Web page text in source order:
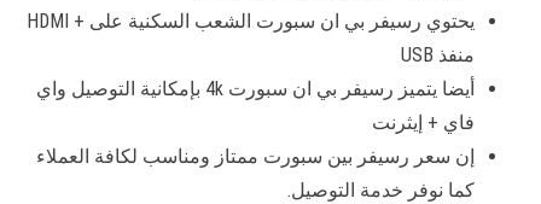
يحتوي رسيفر بي ان سبورت الشعب السكنية على + HDMI
منفذ USB
أيضا يتميز رسيفر بي ان سبورت 4k بإمكانية التوصيل واي
فاي + إيثرنت
إن سعر رسيفر بين سبورت ممتاز ومناسب لكافة العملاء
كما نوفر خدمة التوصيل.